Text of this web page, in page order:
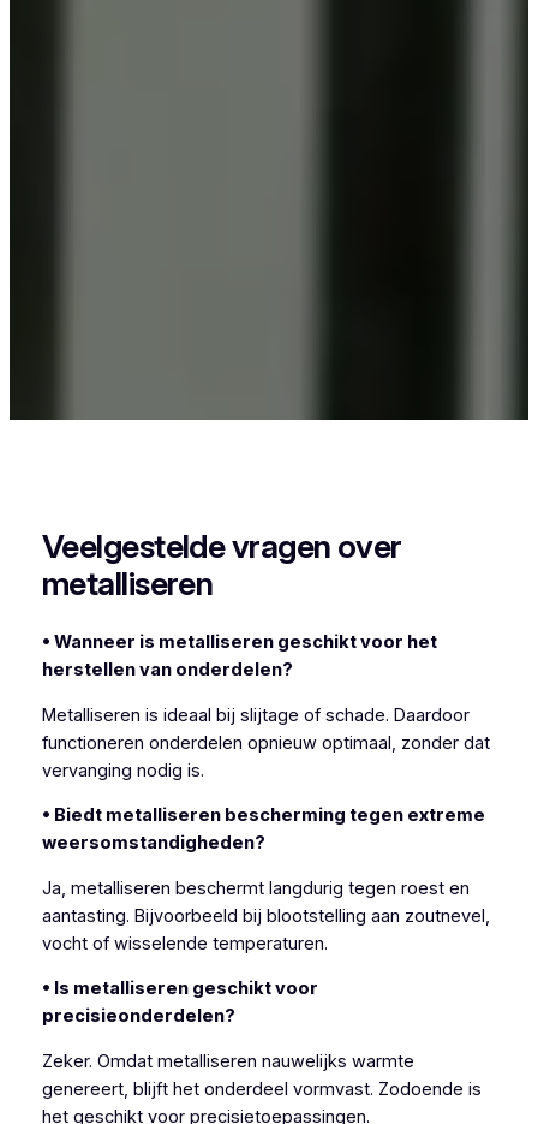
Veelgestelde vragen over
metalliseren
• Wanneer is metalliseren geschikt voor het
herstellen van onderdelen?
Metalliseren is ideaal bij slijtage of schade. Daardoor
functioneren onderdelen opnieuw optimaal, zonder dat
vervanging nodig is.
• Biedt metalliseren bescherming tegen extreme
weersomstandigheden?
Ja, metalliseren beschermt langdurig tegen roest en
aantasting. Bijvoorbeeld bij blootstelling aan zoutnevel,
vocht of wisselende temperaturen.
• Is metalliseren geschikt voor
precisieonderdelen?
Zeker. Omdat metalliseren nauwelijks warmte
genereert, blijft het onderdeel vormvast. Zodoende is
het geschikt voor precisietoepassingen.